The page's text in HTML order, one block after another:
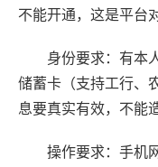
不能开通，这是平台
身份要求：有本
储蓄卡（支持工行、
息要真实有效，不能
操作要求：手机